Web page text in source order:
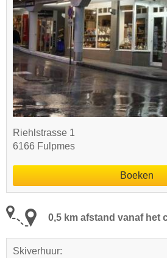
Riehlstrasse 1
6166 Fulpmes
Boeken
0,5 km afstand vanaf het
Skiverhuur: